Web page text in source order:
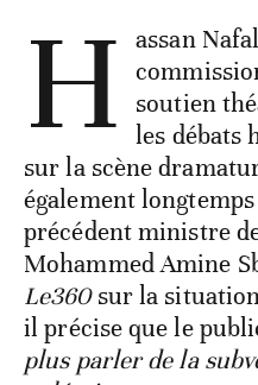
H
assan
soutien
les débats
sur la scène
également
précédent ministre
Mohammed Amine
Le360sur la
il précise que le
plus parler de la